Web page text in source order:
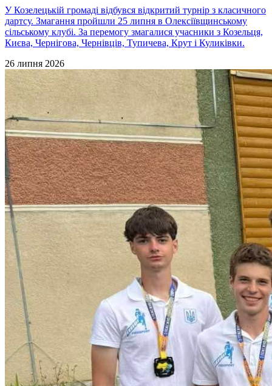
У Козелецькій громаді відбувся відкритий турнір з класичного
дартсу. Змагання пройшли 25 липня в Олексіївщинському
сільському клубі. За перемогу змагалися учасники з Козельця,
Києва, Чернігова, Чернівців, Тупичева, Крут і Куликівки.
26 липня 2026